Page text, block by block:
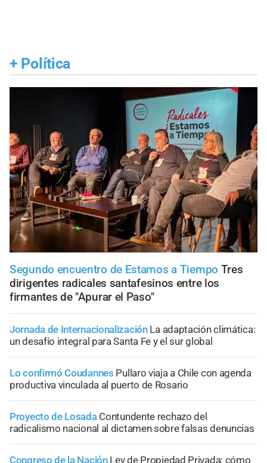
+ Política
Segundo encuentro de Estamos a Tiempo Tres
dirigentes radicales santafesinos entre los
firmantes de "Apurar el Paso"
Jornada de Internacionalización La adaptación climática:
un desafío integral para Santa Fe y el sur global
Lo confirmó Coudannes Pullaro viaja a Chile con agenda
productiva vinculada al puerto de Rosario
Proyecto de Losada Contundente rechazo del
radicalismo nacional al dictamen sobre falsas denuncias
Congreso de la Nación Ley de Propiedad Privada: cómo